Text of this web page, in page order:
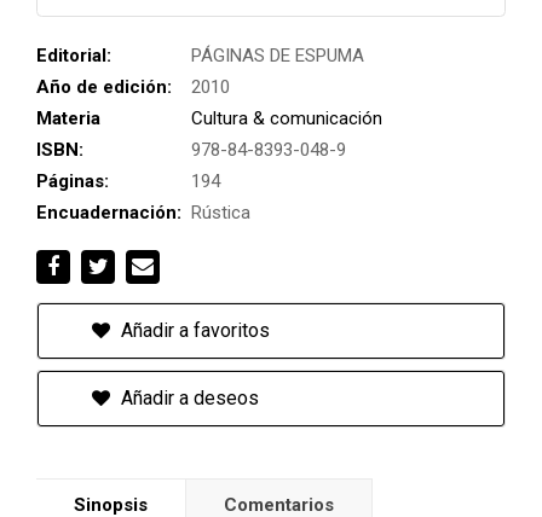
Editorial:
PÁGINAS DE ESPUMA
Año de edición:
2010
Materia
Cultura & comunicación
ISBN:
978-84-8393-048-9
Páginas:
194
Encuadernación: Rústica
Añadir a favoritos
Añadir a deseos
Sinopsis Comentarios